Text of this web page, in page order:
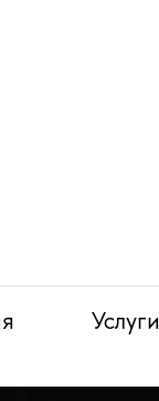
Услуги